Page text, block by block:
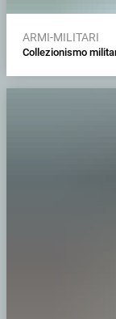
ARMI-MILITARI
Collezionismo